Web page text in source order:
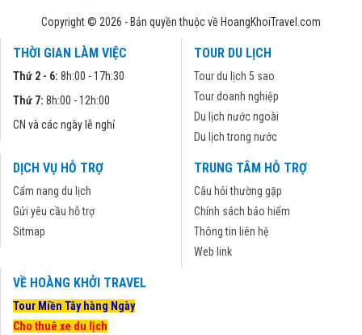
Copyright © 2026 - Bản quyền thuộc về HoangKhoiTravel.com
THỜI GIAN LÀM VIỆC
Thứ 2 - 6: 8h:00 - 17h:30
Thứ 7: 8h:00 - 12h:00
CN và các ngày lễ nghỉ
TOUR DU LỊCH
Tour du lịch 5 sao
Tour doanh nghiệp
Du lịch nước ngoài
Du lịch trong nước
DỊCH VỤ HỖ TRỢ
Cẩm nang du lịch
Gửi yêu cầu hỗ trợ
Sitmap
TRUNG TÂM HỖ TRỢ
Câu hỏi thường gặp
Chính sách bảo hiểm
Thông tin liên hệ
Web link
VỀ HOÀNG KHỞI TRAVEL
Tour Miền Tây hàng Ngày
Cho thuê xe du lịch